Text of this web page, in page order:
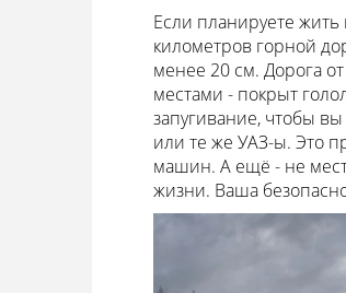
Если планируете жить
километров горной
менее 20 см. Дорога
местами - покрыт
запугивание, чтобы
или те же УАЗ-ы. Это
машин. А ещё - не
жизни. Ваша